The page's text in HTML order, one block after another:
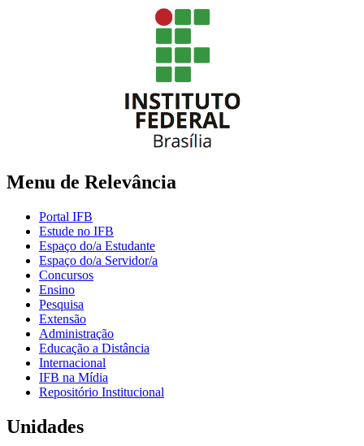
Menu de Relevância
Portal IFB
Estude no IFB
Espaço do/a Estudante
Espaço do/a Servidor/a
Concursos
Ensino
Pesquisa
Extensão
Administração
Educação a Distância
Internacional
IFB na Mídia
Repositório Institucional
Unidades